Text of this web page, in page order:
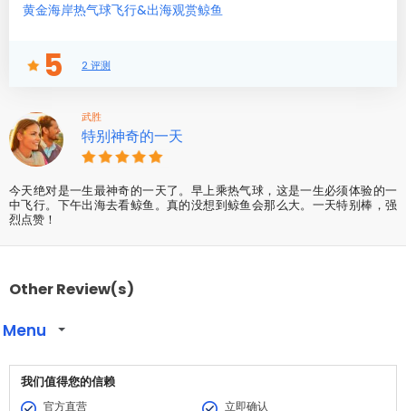
黄金海岸热气球飞行&出海观赏鲸鱼
5 2 评测
武胜
特别神奇的一天
今天绝对是一生最神奇的一天了。早上乘热气球，这是一生必须体验的一
中飞行。下午出海去看鲸鱼。真的没想到鲸鱼会那么大。一天特别棒，强
烈点赞！
Other Review(s)
Menu
我们值得您的信赖
官方直营
立即确认